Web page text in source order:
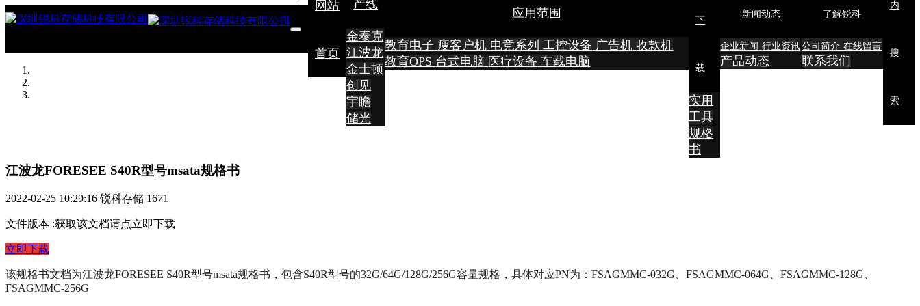
网站
首页
产线
金泰克
江波龙
金士顿
创见
宇瞻
储光
应用范围
教育电子 瘦客户机 电竞系列 工控设备 广告机 收款机
教育OPS 台式电脑 医疗设备 车载电脑
下
载
实用
工具
规格
书
新闻动态
企业新闻 行业资讯
产品动态
了解锐科
公司简介 在线留言
联系我们
内
搜
索
江波龙FORESEE S40R型号msata规格书
2022-02-25 10:29:16 锐科存储 1671
文件版本 :获取该文档请点立即下载
立即下载
该规格书文档为江波龙FORESEE S40R型号msata规格书，包含S40R型号的32G/64G/128G/256G容量规格，具体对应PN为：FSAGMMC-032G、 FSAGMMC-064G、 FSAGMMC-128G、
FSAGMMC-256G